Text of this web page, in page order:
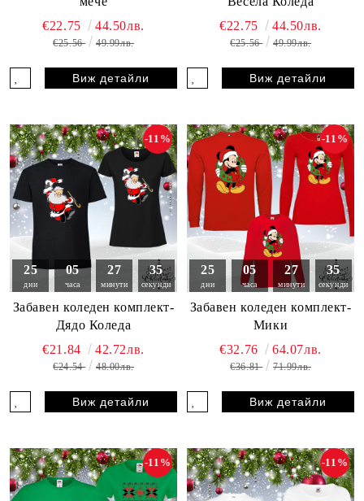
€22.75
44.50лв.
€25.56 49.99лв.
Виж детайли
€22.75
44.50лв.
€25.56 49.99лв.
Виж детайли
25
дни
05
часа
27
минути
33
секунди
Забавен коледен комплект-
Дядо Коледа
-11%
€21.84 42.72лв.
€24.54 48.00лв.
Виж детайли
25
дни
05
часа
27
минути
33
секунди
Забавен коледен комплект-
Мики
-11%
€32.76 64.07лв.
€36.81 71.99лв.
Виж детайли
-11% -11%